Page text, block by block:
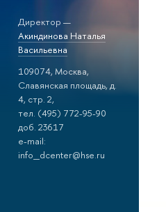
Директор —
Акиндинова Наталья
Васильевна
109074, Москва,
Славянская площадь, д.
4, стр. 2,
тел. (495) 772-95-90
доб. 23617
e-mail:
info_dcenter@hse.ru